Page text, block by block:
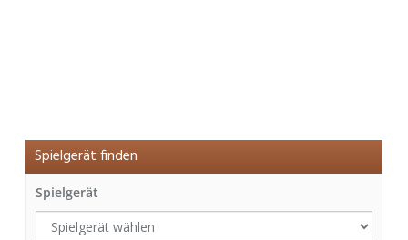
Spielgerät finden
Spielgerät